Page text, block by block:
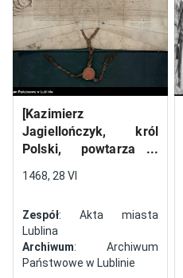
[Kazimierz
Jagiellończyk, król
Polski, powtarza i
wystawiony w Lublinie,
Jana ze Szczekocin,
starostę
1468, 28 VI
Zespół: Akta miasta
Lublina
Archiwum: Archiwum
Państwowe w Lublinie